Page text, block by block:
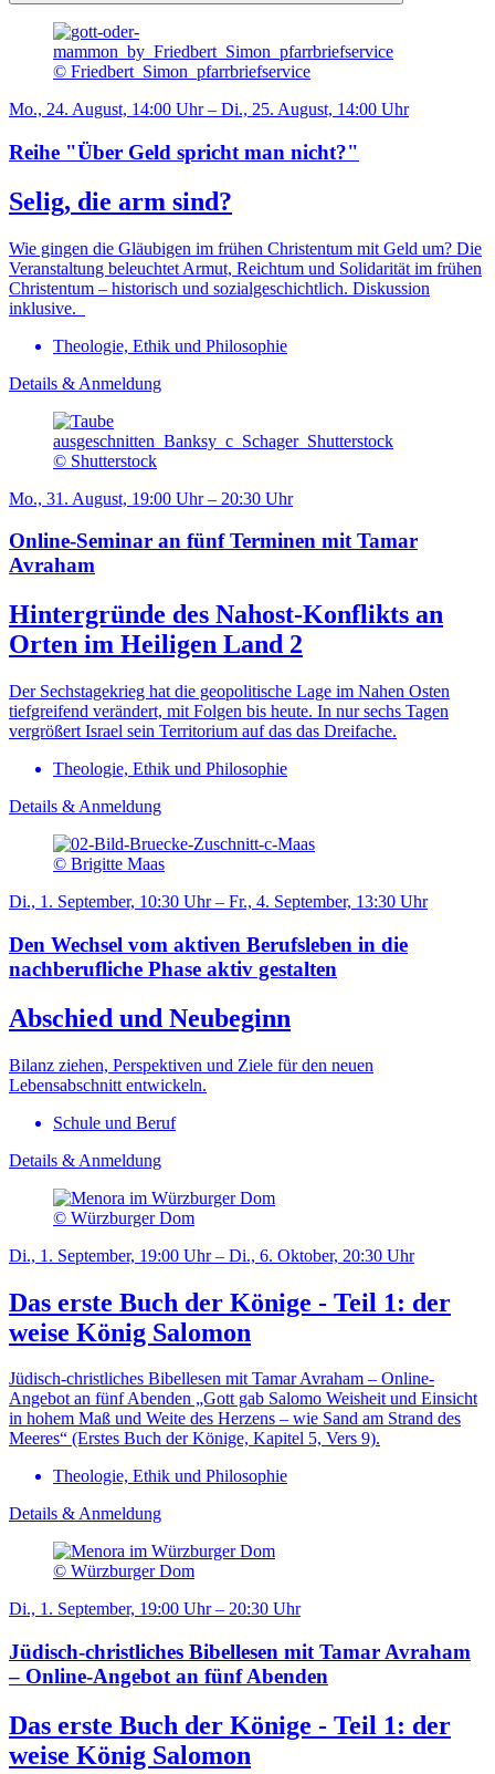
© Friedbert_Simon_pfarrbriefservice
Mo., 24. August, 14:00 Uhr – Di., 25. August, 14:00 Uhr
Reihe "Über Geld spricht man nicht?"
Selig, die arm sind?
Wie gingen die Gläubigen im frühen Christentum mit Geld um? Die
Veranstaltung beleuchtet Armut, Reichtum und Solidarität im frühen
Christentum – historisch und sozialgeschichtlich. Diskussion
inklusive.
Theologie, Ethik und Philosophie
Details & Anmeldung
© Shutterstock
Mo., 31. August, 19:00 Uhr – 20:30 Uhr
Online-Seminar an fünf Terminen mit Tamar
Avraham
Hintergründe des Nahost-Konflikts an
Orten im Heiligen Land 2
Der Sechstagekrieg hat die geopolitische Lage im Nahen Osten
tiefgreifend verändert, mit Folgen bis heute. In nur sechs Tagen
vergrößert Israel sein Territorium auf das das Dreifache.
Theologie, Ethik und Philosophie
Details & Anmeldung
© Brigitte Maas
Di., 1. September, 10:30 Uhr – Fr., 4. September, 13:30 Uhr
Den Wechsel vom aktiven Berufsleben in die
nachberufliche Phase aktiv gestalten
Abschied und Neubeginn
Bilanz ziehen, Perspektiven und Ziele für den neuen
Lebensabschnitt entwickeln.
Schule und Beruf
Details & Anmeldung
© Würzburger Dom
Di., 1. September, 19:00 Uhr – Di., 6. Oktober, 20:30 Uhr
Das erste Buch der Könige - Teil 1: der
weise König Salomon
Jüdisch-christliches Bibellesen mit Tamar Avraham – Online-
Angebot an fünf Abenden „Gott gab Salomo Weisheit und Einsicht
in hohem Maß und Weite des Herzens – wie Sand am Strand des
Meeres“ (Erstes Buch der Könige, Kapitel 5, Vers 9).
Theologie, Ethik und Philosophie
Details & Anmeldung
© Würzburger Dom
Di., 1. September, 19:00 Uhr – 20:30 Uhr
Jüdisch-christliches Bibellesen mit Tamar Avraham
– Online-Angebot an fünf Abenden
Das erste Buch der Könige - Teil 1: der
weise König Salomon